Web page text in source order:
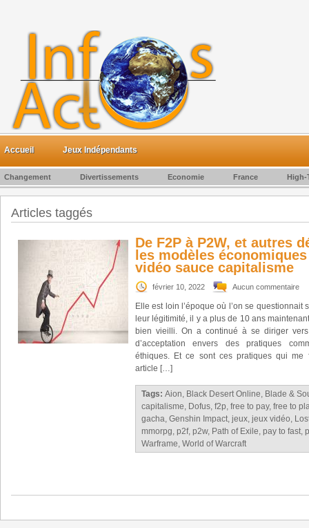
Accueil Jeux Indépendants
Changement Divertissements Economie France High-
Articles taggés
De F2P à P2W, et autres
les modèles
vidéo sauce capitalisme
février 10, 2022 Aucun commentaire
Elle est loin l’époque où l’on se questionnait
leur légitimité, il y a plus de 10 ans
bien vieilli. On a continué à se diriger
d’acceptation envers des pratiques
éthiques. Et ce sont ces pratiques qui me
article […]
Tags: Aion, Black Desert Online, Blade &
capitalisme, Dofus, f2p, free to pay, free to
gacha, Genshin Impact, jeux, jeux vidéo,
mmorpg, p2f, p2w, Path of Exile, pay to fast,
Warframe, World of Warcraft